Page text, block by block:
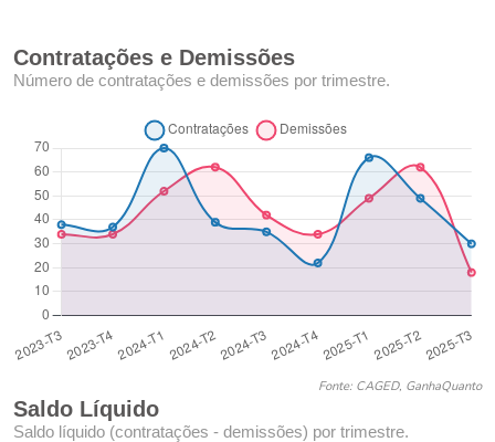
Contratações e Demissões
Número de contratações e demissões por trimestre.
Fonte: CAGED, GanhaQuanto
Saldo Líquido
Saldo líquido (contratações - demissões) por trimestre.